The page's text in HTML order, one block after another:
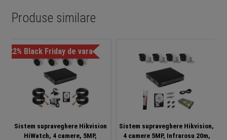
Produse similare
-22% Black Friday de vara
Sistem supraveghere Hikvision
HiWatch, 4 camere, 5MP,
Sistem supraveghere Hikvision,
4 camere 5MP, Infrarosu 20m,